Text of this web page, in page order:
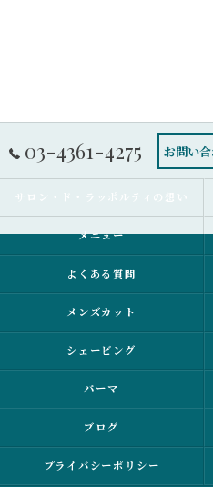
03-4361-4275 お問い
サロン・ド・ラッポルティの想い
メニュー
よくある質問
メンズカット
シェービング
パーマ
ブログ
プライバシーポリシー